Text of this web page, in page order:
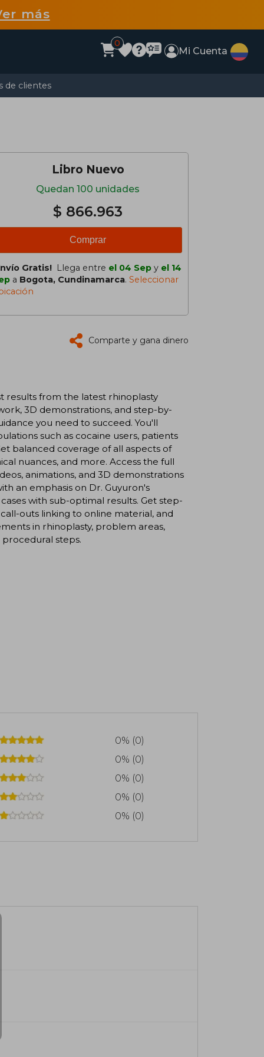
más
0
Mi Cuenta
de clientes
Libro Nuevo
Quedan 100 unidades
$ 866.963
Comprar
Gratis! Llega entre el 04 Sep y el 14
a Bogota, Cundinamarca. Seleccionar
Comparte y gana dinero
results from the latest rhinoplasty
3D demonstrations, and step-by-
you need to succeed. You'll
such as cocaine users, patients
balanced coverage of all aspects of
nuances, and more. Access the full
animations, and 3D demonstrations
an emphasis on Dr. Guyuron's
with sub-optimal results. Get step-
outs linking to online material, and
in rhinoplasty, problem areas,
steps.
0% (0)
0% (0)
0% (0)
0% (0)
0% (0)